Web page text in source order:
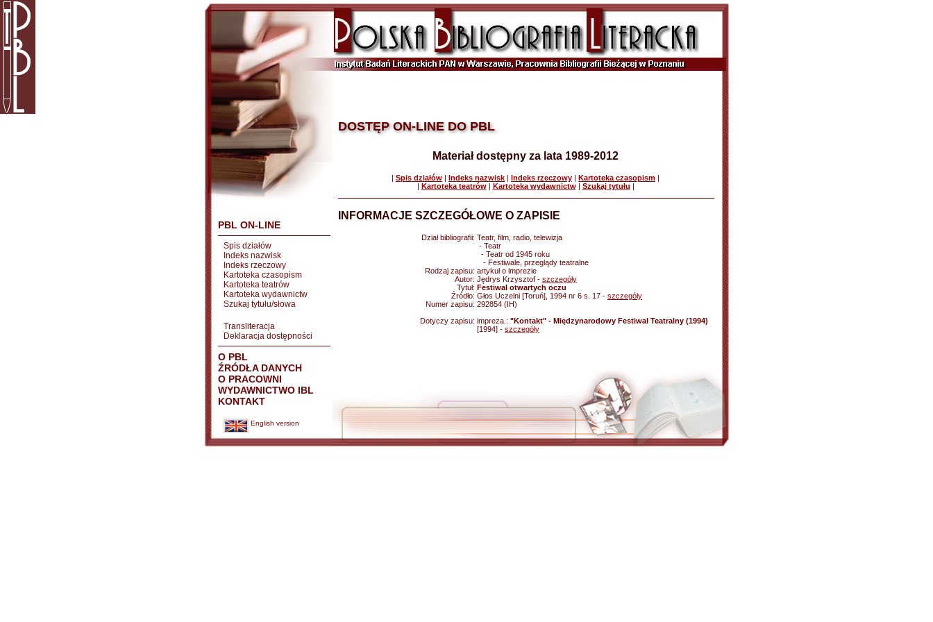
PBL ON-LINE
Spis działów
Indeks nazwisk
Indeks rzeczowy
Kartoteka czasopism
Kartoteka teatrów
Kartoteka wydawnictw
Szukaj tytułu/słowa
Transliteracja
Deklaracja dostępności
O PBL
ŹRÓDŁA DANYCH
O PRACOWNI
WYDAWNICTWO IBL
KONTAKT
English version
DOSTĘP ON-LINE DO PBL
Materiał dostępny za lata 1989-2012
| Spis działów | Indeks nazwisk | Indeks rzeczowy | Kartoteka czasopism |
| Kartoteka teatrów| Kartoteka wydawnictw| Szukaj tytułu |
INFORMACJE SZCZEGÓŁOWE O ZAPISIE
Dział bibliografii: Teatr, film, radio, telewizja
- Teatr
- Teatr od 1945 roku
- Festiwale, przeglądy teatralne
Rodzaj zapisu: artykuł o imprezie
Autor: Jędrys Krzysztof - szczegóły
Tytuł: Festiwal otwartych oczu
Źródło: Głos Uczelni [Toruń], 1994 nr 6 s. 17 - szczegóły
Numer zapisu: 292854 (IH)
Dotyczy zapisu: impreza.: "Kontakt" - Międzynarodowy Festiwal Teatralny (1994)
[1994] - szczegóły